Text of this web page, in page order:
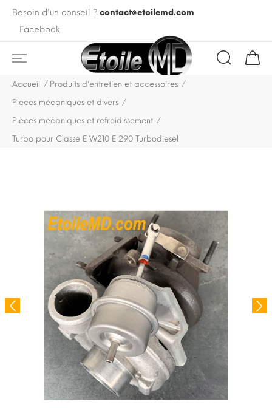
Besoin d'un conseil ? contact@etoilemd.com
Facebook
Accueil
Produits d'entretien et accessoires
Pieces mécaniques et divers
Pièces mécaniques et refroidissement
Turbo pour Classe E W210 E 290 Turbodiesel